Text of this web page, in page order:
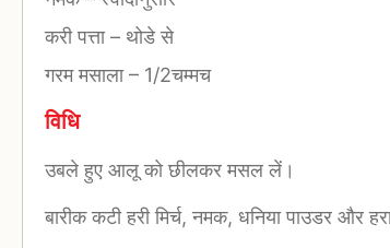
करी पत्ता– थोडे से
गरम मसाला– 1/2चम्मच
विधि
उबले हुए आलू को छीलकर मसल लें।
बारीक कटी हरी मिर्च, नमक, धनिया पाउडर और